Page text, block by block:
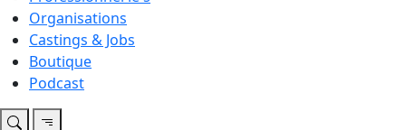
Organisations
Castings & Jobs
Boutique
Podcast